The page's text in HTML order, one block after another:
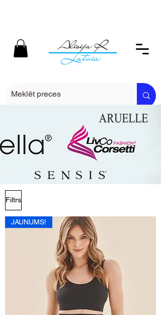
Filtrs
JAUNUMS!